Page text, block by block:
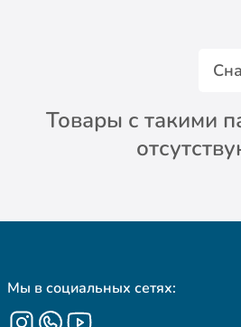
Товары с такими
Мы в социальных сетях: